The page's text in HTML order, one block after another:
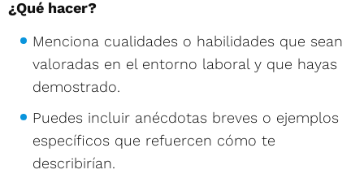
¿Qué hacer?
Menciona cualidades o habilidades que sean
valoradas en el entorno laboral y que hayas
demostrado.
Puedes incluir anécdotas breves o ejemplos
específicos que refuercen cómo te
describirían.